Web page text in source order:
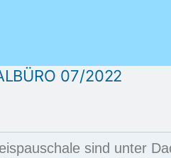
07/2022
sind unter